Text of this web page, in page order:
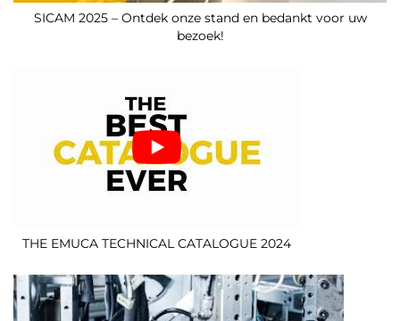
SICAM 2025 – Ontdek onze stand en bedankt voor uw
bezoek!
THE EMUCA TECHNICAL CATALOGUE 2024